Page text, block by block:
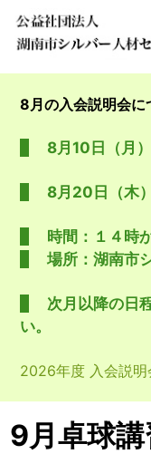
8月の入会説明会に
8月10日（月）
8月20日（木）
時間：１４時
場所：湖南市
次月以降の日
い。
2026年度 入会説明
9月卓球